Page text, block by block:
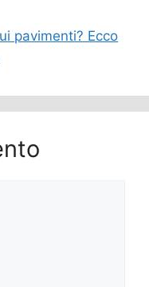
pavimenti? Ecco